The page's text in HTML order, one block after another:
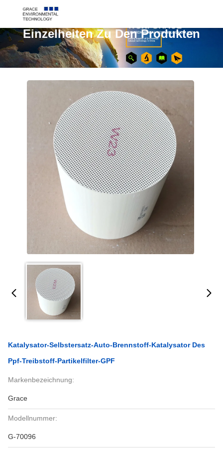
Einzelheiten Zu Den Produkten
Katalysator-Selbstersatz-Auto-Brennstoff-Katalysator Des
Ppf-Treibstoff-Partikelfilter-GPF
Markenbezeichnung:
Grace
Modellnummer:
G-70096